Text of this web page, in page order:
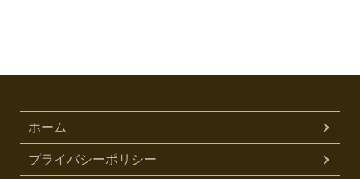
ホーム
プライバシーポリシー